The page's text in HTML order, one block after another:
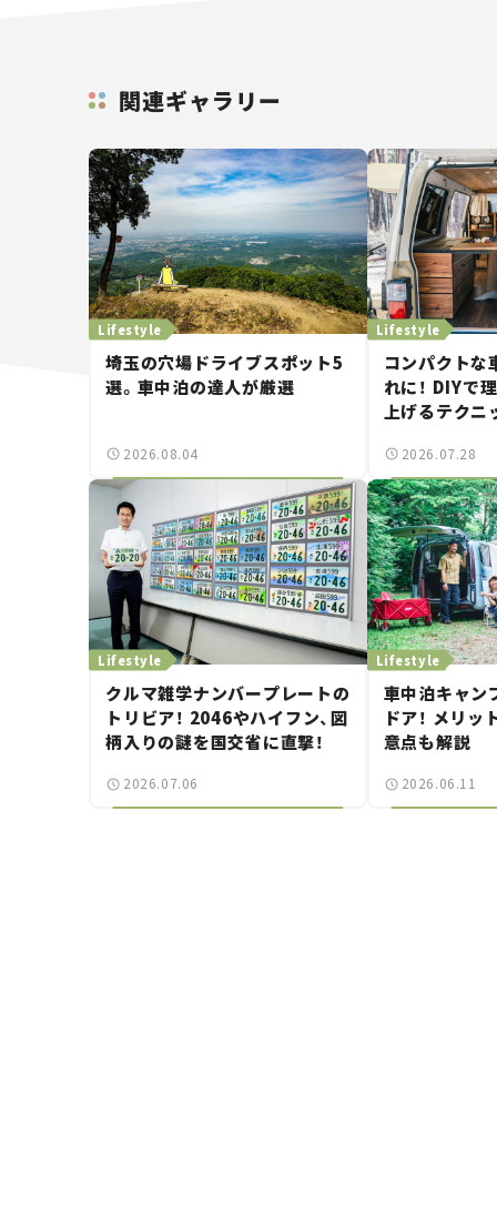
関連ギャラリー
Lifestyle
埼玉の穴場ドライブスポット5
選。車中泊の達人が厳選
2026.08.04
Lifestyle
コンパクトな
れに！ DIYで
上げるテクニ
2026.07.28
Lifestyle
クルマ雑学ナンバープレートの
トリビア！ 2046やハイフン、図
柄入りの謎を国交省に直撃！
2026.07.06
Lifestyle
車中泊キャン
ドア！ メリッ
意点も解説
2026.06.11